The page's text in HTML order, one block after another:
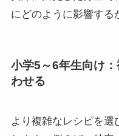
にどのように影響する
小学5～6年生向け
わせる
より複雑なレシピを選